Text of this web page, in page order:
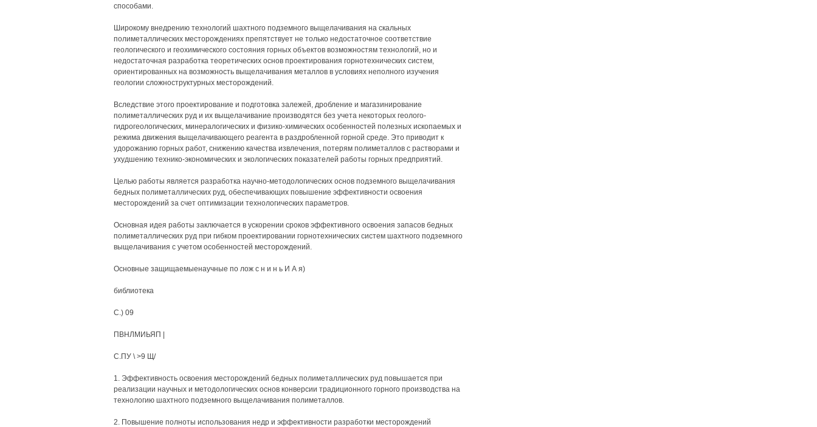
способами.
Широкому внедрению технологий шахтного подземного выщелачивания на скальных
полиметаллических месторождениях препятствует не только недостаточное соответствие
геологического и геохимического состояния горных объектов возможностям технологий, но и
недостаточная разработка теоретических основ проектирования горнотехнических систем,
ориентированных на возможность выщелачивания металлов в условиях неполного изучения
геологии сложноструктурных месторождений.
Вследствие этого проектирование и подготовка залежей, дробление и магазинирование
полиметаллических руд и их выщелачивание производятся без учета некоторых геолого-
гидрогеологических, минералогических и физико-химических особенностей полезных ископаемых и
режима движения выщелачивающего реагента в раздробленной горной среде. Это приводит к
удорожанию горных работ, снижению качества извлечения, потерям полиметаллов с растворами и
ухудшению технико-экономических и экологических показателей работы горных предприятий.
Целью работы является разработка научно-методологических основ подземного выщелачивания
бедных полиметаллических руд, обеспечивающих повышение эффективности освоения
месторождений за счет оптимизации технологических параметров.
Основная идея работы заключается в ускорении сроков эффективного освоения запасов бедных
полиметаллических руд при гибком проектировании горнотехнических систем шахтного подземного
выщелачивания с учетом особенностей месторождений.
Основные защищаемыенаучные по лож с н и н ь И А я)
библиотека
С.) 09
ПВНЛМИЬЯП |
С.ПУ \ >9 Щ/
1. Эффективность освоения месторождений бедных полиметаллических руд повышается при
реализации научных и методологических основ конверсии традиционного горного производства на
технологию шахтного подземного выщелачивания полиметаллов.
2. Повышение полноты использования недр и эффективности разработки месторождений